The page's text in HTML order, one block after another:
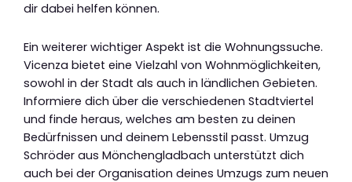
dir dabei helfen können.
Ein weiterer wichtiger Aspekt ist die Wohnungssuche.
Vicenza bietet eine Vielzahl von Wohnmöglichkeiten,
sowohl in der Stadt als auch in ländlichen Gebieten.
Informiere dich über die verschiedenen Stadtviertel
und finde heraus, welches am besten zu deinen
Bedürfnissen und deinem Lebensstil passt. Umzug
Schröder aus Mönchengladbach unterstützt dich
auch bei der Organisation deines Umzugs zum neuen